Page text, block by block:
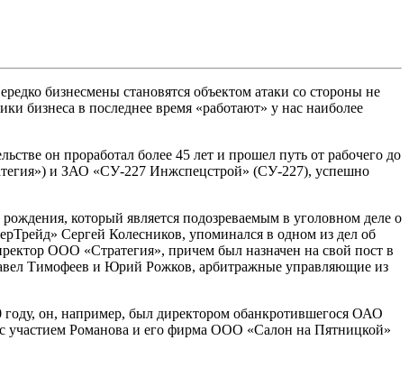
бизнесмены становятся объектом атаки со стороны не
бизнеса в последнее время «работают» у нас наиболее
он проработал более 45 лет и прошел путь от рабочего до
и ЗАО «СУ-227 Инжспецстрой» (СУ-227), успешно
который является подозреваемым в уголовном деле о
Сергей Колесников, упоминался в одном из дел об
ООО «Стратегия», причем был назначен на свой пост в
Тимофеев и Юрий Рожков, арбитражные управляющие из
он, например, был директором обанкротившегося ОАО
с участием Романова и его фирма ООО «Салон на Пятницкой»